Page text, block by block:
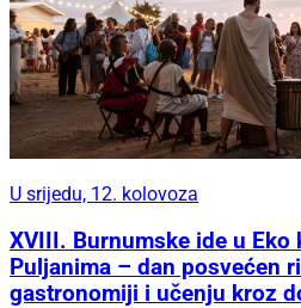
U srijedu, 12. kolovoza
XVIII. Burnumske ide u Eko
Puljanima – dan posvećen
gastronomiji i učenju kroz